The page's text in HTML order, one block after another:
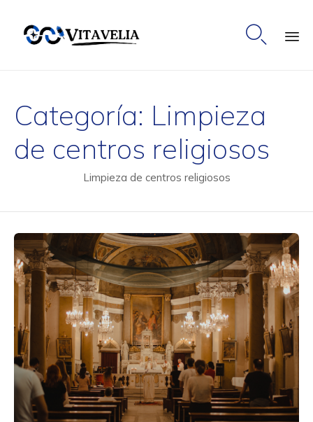

Categoría: Limpieza
de centros religiosos
Limpieza de centros religiosos